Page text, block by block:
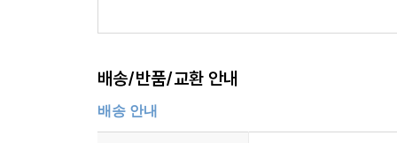
배송/반품/교환 안내
배송 안내